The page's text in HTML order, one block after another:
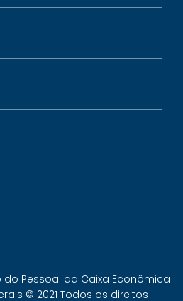
do Pessoal da Caixa Econômica
© 2021 Todos os direitos